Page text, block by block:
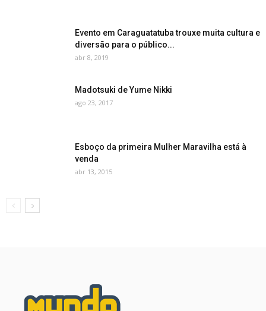
Evento em Caraguatatuba trouxe muita cultura e
diversão para o público...
abr 8, 2019
Madotsuki de Yume Nikki
ago 23, 2017
Esboço da primeira Mulher Maravilha está à
venda
abr 13, 2015